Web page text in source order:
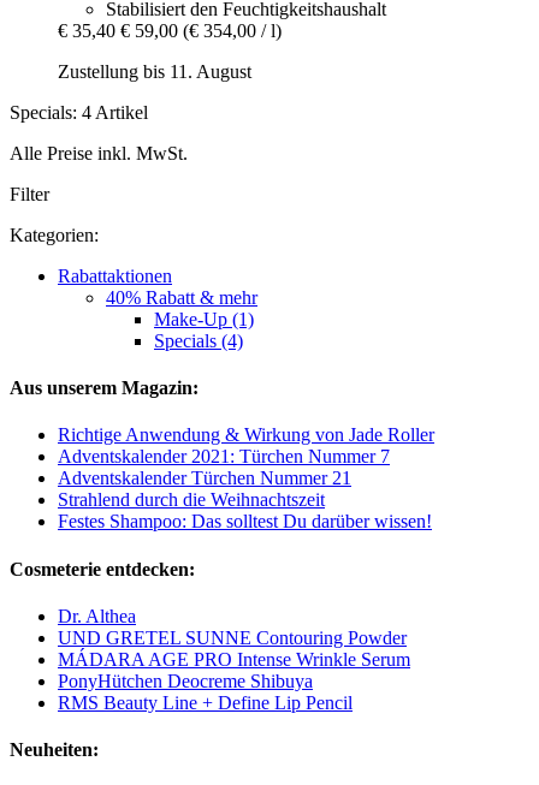
Stabilisiert den Feuchtigkeitshaushalt
€ 35,40 € 59,00 (€ 354,00 / l)
Zustellung bis 11. August
Specials: 4 Artikel
Alle Preise inkl. MwSt.
Filter
Kategorien:
Rabattaktionen
40% Rabatt & mehr
Make-Up (1)
Specials (4)
Aus unserem Magazin:
Richtige Anwendung & Wirkung von Jade Roller
Adventskalender 2021: Türchen Nummer 7
Adventskalender Türchen Nummer 21
Strahlend durch die Weihnachtszeit
Festes Shampoo: Das solltest Du darüber wissen!
Cosmeterie entdecken:
Dr. Althea
UND GRETEL SUNNE Contouring Powder
MÁDARA AGE PRO Intense Wrinkle Serum
PonyHütchen Deocreme Shibuya
RMS Beauty Line + Define Lip Pencil
Neuheiten: